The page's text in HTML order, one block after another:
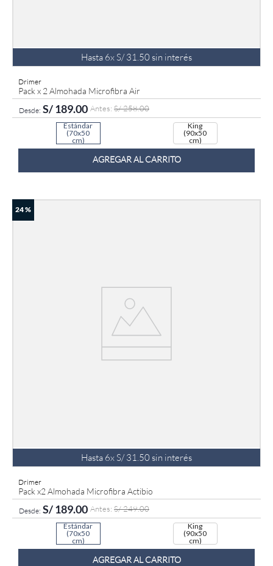
Hasta 6xS/ 31 50 sin interés
Drimer
Pack x 2 Almohada Microfibra Air
S/189.00 S/258.00
Estándar
(70x50
cm)
King
(90x50
cm)
AGREGAR AL CARRITO
24 %
Hasta 6xS/ 31 50 sin interés
Drimer
Pack x2 Almohada Microfibra Actibio
S/189.00 S/249.00
Estándar
(70x50
cm)
King
(90x50
cm)
AGREGAR AL CARRITO